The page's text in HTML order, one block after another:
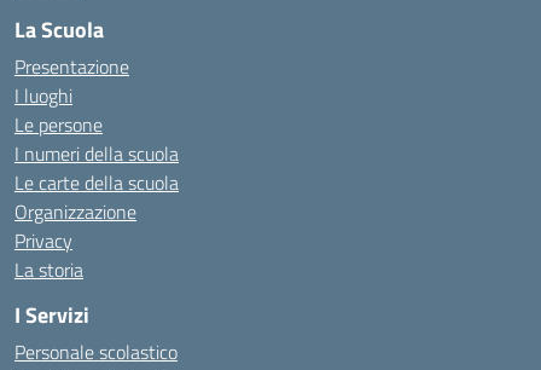
La Scuola
Presentazione
I luoghi
Le persone
I numeri della scuola
Le carte della scuola
Organizzazione
Privacy
La storia
I Servizi
Personale scolastico